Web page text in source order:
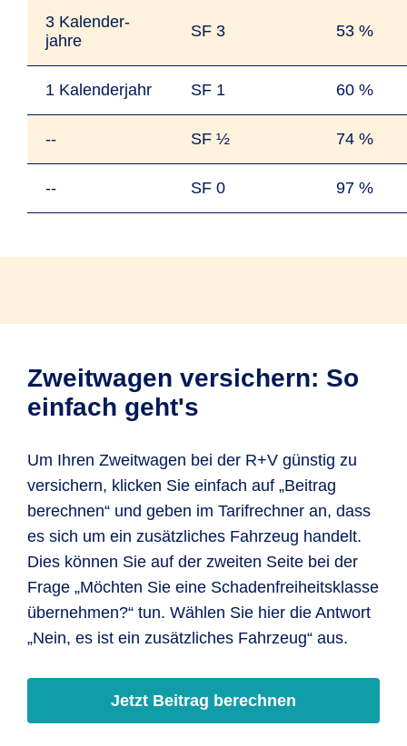
3 Kalender­
jahre
SF 3 53 %
1 Kalender­jahr SF 1 60 %
-- SF ½ 74 %
-- SF 0 97 %
Zweitwagen versichern: So
einfach geht's
Um Ihren Zweitwagen bei der R+V günstig zu
versichern, klicken Sie einfach auf „Beitrag
berechnen“ und geben im Tarifrechner an, dass
es sich um ein zusätzliches Fahrzeug handelt.
Dies können Sie auf der zweiten Seite bei der
Frage „Möchten Sie eine Schadenfreiheitsklasse
übernehmen?“ tun. Wählen Sie hier die Antwort
„Nein, es ist ein zusätzliches Fahrzeug“ aus.
Jetzt Beitrag berechnen